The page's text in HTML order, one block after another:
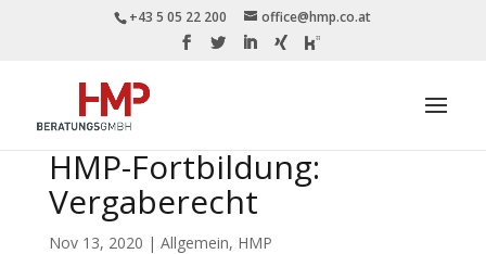
+43 5 05 22 200 office@hmp.co.at
HMP-Fortbildung:
Vergaberecht
Nov 13, 2020 | Allgemein, HMP